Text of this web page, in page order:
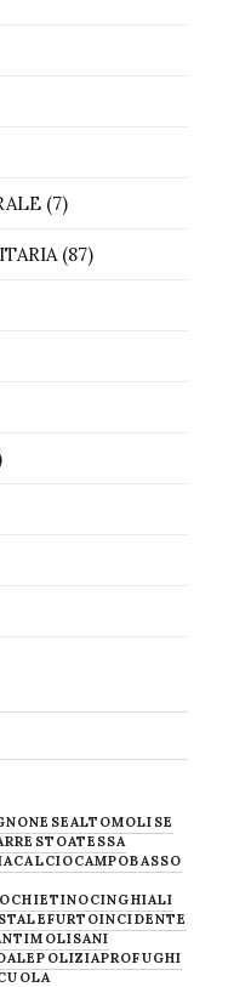
(7)
(87)
ALTOMOLISE
ATESSA
CALCIOCAMPOBASSO
CHIETINOCINGHIALI
FURTOINCIDENTE
MOLISANI
POLIZIAPROFUGHI